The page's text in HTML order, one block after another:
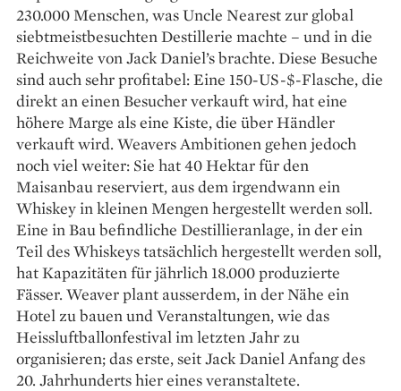
230.000 Menschen, was Uncle ­Nearest zur global
siebtmeistbesuchten Destillerie machte – und in die
Reichweite von Jack Daniel’s brachte. Diese Besuche
sind auch sehr profitabel: Eine 150-US-$-Flasche, die
direkt an einen Besucher verkauft wird, hat eine
höhere Marge als eine Kiste, die über Händler
verkauft wird. Weavers Ambitionen gehen jedoch
noch viel weiter: Sie hat 40 ­Hektar für den
Maisanbau reserviert, aus dem irgendwann ein
Whiskey in kleinen Mengen hergestellt werden soll.
Eine in Bau befindliche Destillier­anlage, in der ein
Teil des Whiskeys tatsächlich hergestellt werden soll,
hat Kapazitäten für jährlich 18.000 produzierte
Fässer. Weaver plant ausserdem, in der Nähe ein
Hotel zu bauen und Veranstaltungen, wie das
Heissluftballonfestival im letzten Jahr zu
organisieren; das erste, seit Jack Daniel Anfang des
20. Jahrhunderts hier eines veranstaltete.